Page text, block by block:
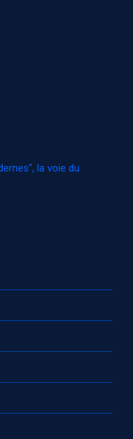
la voie du